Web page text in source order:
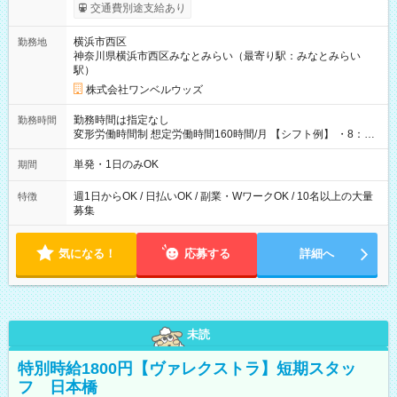
いOK！（規定あり） ┗働いたその日に現金GET♪ お仕事後はコ
ンビニATMから 日払い分を引き落とせます！ 【試用期間】試
交通費別途支給あり
勤務地
横浜市西区
神奈川県横浜市西区みなとみらい（最寄り駅：みなとみらい
駅）
株式会社ワンベルウッズ
勤務時間
勤務時間は指定なし
変形労働時間制 想定労働時間160時間/月 【シフト例】 ・8：00
～21：00
期間 単発・1日のみOK
特徴
週1日からOK / 日払いOK / 副業・WワークOK / 10名以上の大量
募集
気になる！ 応募する 詳細へ
未読
特別時給1800円【ヴァレクストラ】短期スタッ
フ 日本橋